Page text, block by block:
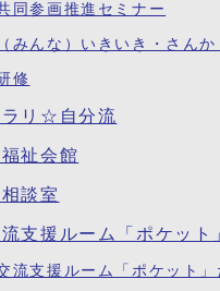
同参画推進セミナー
みんな）いきいき・さんか
修
ラリ☆自分流
祉会館
談室
支援ルーム「ポケット
流支援ルーム「ポケット」